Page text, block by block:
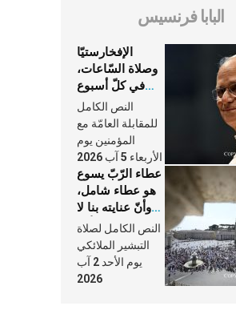
البابا فرنسيس
الإفخارستيّا
وصلاة السّاعات،
في كلّ أسبوع
وكلّ يوم، هما
النَّفَس في حياة
الكنيسة
النص الكامل
للمقابلة العامّة مع
المؤمنين يوم
الأربعاء 5 آب 2026
عطاء الرّبّ يسوع
هو عطاء شامل،
وأنّ عنايته بنا لا
تغيب عنّا أبدًا
النص الكامل لصلاة
التبشير الملائكي
يوم الأحد 2 آب
2026